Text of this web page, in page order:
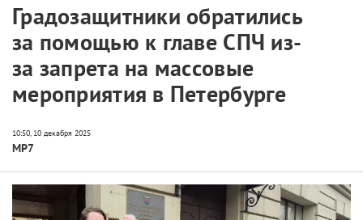
Градозащитники обратились
за помощью к главе СПЧ из-
за запрета на массовые
мероприятия в Петербурге
МР7